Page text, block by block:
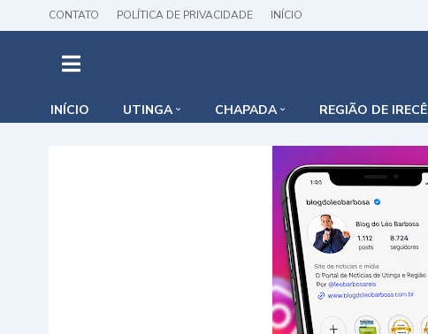
CONTATO POLÍTICA DE PRIVACIDADE INÍCIO
INÍCIO UTINGA CHAPADA REGIÃO DE IRECÊ